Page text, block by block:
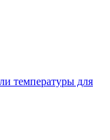
температуры для